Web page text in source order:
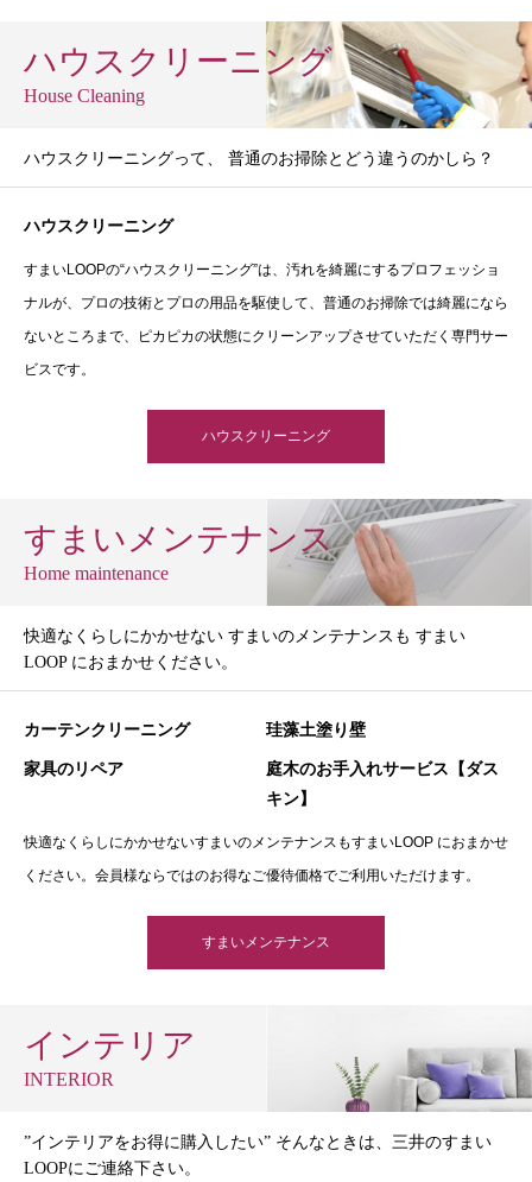
ハウスクリーニング
House Cleaning
ハウスクリーニングって、 普通のお掃除とどう違うのかしら？
ハウスクリーニング
すまいLOOPの“ハウスクリーニング”は、汚れを綺麗にするプロフェッショ
ナルが、プロの技術とプロの用品を駆使して、普通のお掃除では綺麗になら
ないところまで、ピカピカの状態にクリーンアップさせていただく専門サー
ビスです。
ハウスクリーニング
すまいメンテナンス
Home maintenance
快適なくらしにかかせない すまいのメンテナンスも すまい
LOOP におまかせください。
カーテンクリーニング 珪藻土塗り壁
家具のリペア
庭木のお手入れサービス【ダス
キン】
快適なくらしにかかせないすまいのメンテナンスもすまいLOOP におまかせ
ください。会員様ならではのお得なご優待価格でご利用いただけます。
すまいメンテナンス
インテリア
INTERIOR
”インテリアをお得に購入したい” そんなときは、三井のすまい
LOOPにご連絡下さい。